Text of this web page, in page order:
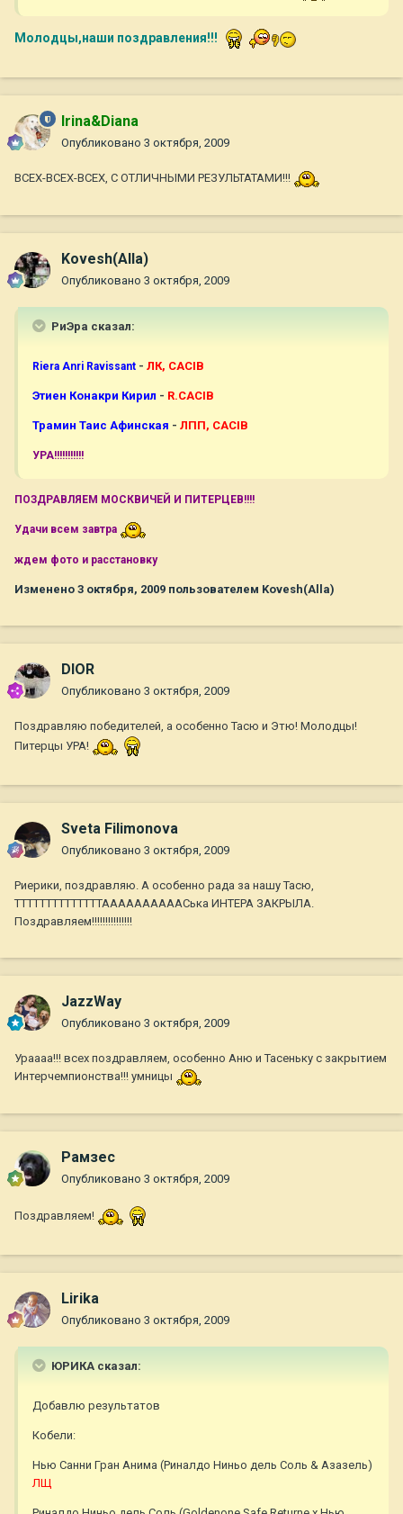
Молодцы,наши поздравления!!!
Irina&Diana
Опубликовано 3 октября, 2009
ВСЕХ-ВСЕХ-ВСЕХ, С ОТЛИЧНЫМИ РЕЗУЛЬТАТАМИ!!!
Kovesh(Alla)
Опубликовано 3 октября, 2009
РиЭра сказал:
Riera Anri Ravissant - ЛК, CACIB
Этиен Конакри Кирил - R.CACIB
Трамин Таис Афинская - ЛПП, CACIB
УРА!!!!!!!!!!!
ПОЗДРАВЛЯЕМ МОСКВИЧЕЙ И ПИТЕРЦЕВ!!!!
Удачи всем завтра
ждем фото и расстановку
Изменено 3 октября, 2009 пользователем Kovesh(Alla)
DIOR
Опубликовано 3 октября, 2009
Поздравляю победителей, а особенно Тасю и Этю! Молодцы!
Питерцы УРА!
Sveta Filimonova
Опубликовано 3 октября, 2009
Риерики, поздравляю. А особенно рада за нашу Тасю,
ТТТТТТТТТТТТТТААААААААААСька ИНТЕРА ЗАКРЫЛА.
Поздравляем!!!!!!!!!!!!!!!
JazzWay
Опубликовано 3 октября, 2009
Ураааа!!! всех поздравляем, особенно Аню и Тасеньку с закрытием
Интерчемпионства!!! умницы
Рамзес
Опубликовано 3 октября, 2009
Поздравляем!
Lirika
Опубликовано 3 октября, 2009
ЮРИКА сказал:
Добавлю результатов
Кобели:
Нью Санни Гран Анима (Риналдо Ниньо дель Соль & Азазель)
ЛЩ